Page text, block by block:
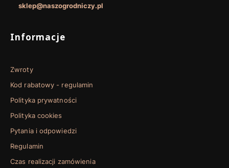
sklep@naszogrodniczy.pl
Linki w stopce
Informacje
Zwroty
Kod rabatowy - regulamin
Polityka prywatności
Polityka cookies
Pytania i odpowiedzi
Regulamin
Czas realizacji zamówienia